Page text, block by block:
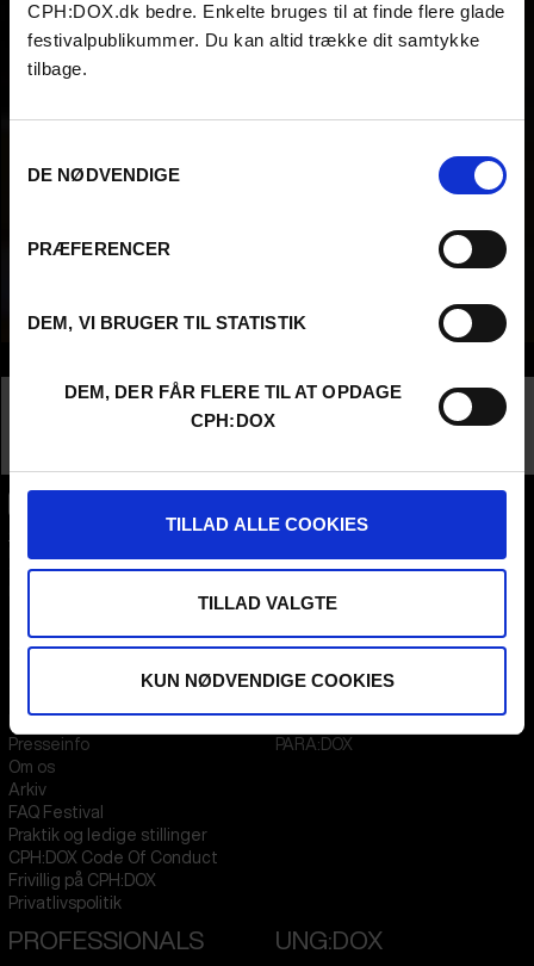
CPH:DOX.dk bedre. Enkelte bruges til at finde flere glade
festivalpublikummer. Du kan altid trække dit samtykke
tilbage.
DE NØDVENDIGE
PRÆFERENCER
DEM, VI BRUGER TIL STATISTIK
DEM, DER FÅR FLERE TIL AT OPDAGE
CPH:DOX
TILLAD ALLE COOKIES
TILLAD VALGTE
KUN NØDVENDIGE COOKIES
Nationalitet
Serbia
GULU GULU PRESENTA
Flæsketorvet 60, 3s
1711Copenhagen V
CVR31285569
FESTIVAL 2026 DA
Presseinfo
Om os
Arkiv
FAQ Festival
Praktik og ledige stillinger
CPH:DOX Code Of Conduct
Frivillig på CPH:DOX
Privatlivspolitik
STREAMING
PARA:DOX
PROFESSIONALS UNG:DOX